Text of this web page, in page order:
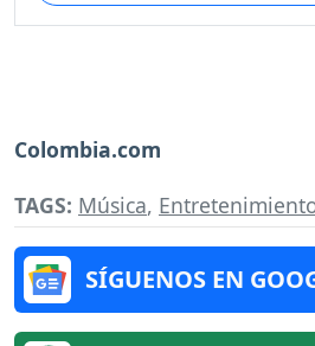
Colombia.com
TAGS: Música,
SÍGUENOS EN